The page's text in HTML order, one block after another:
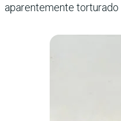
aparentemente torturado